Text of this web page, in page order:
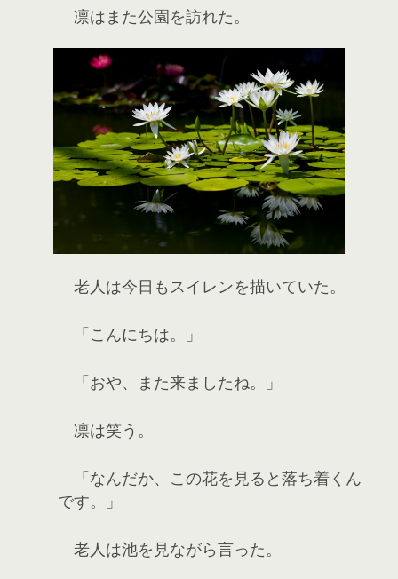
凛はまた公園を訪れた。
老人は今日もスイレンを描いていた。
「こんにちは。」
「おや、また来ましたね。」
凛は笑う。
「なんだか、この花を見ると落ち着くん
です。」
老人は池を見ながら言った。